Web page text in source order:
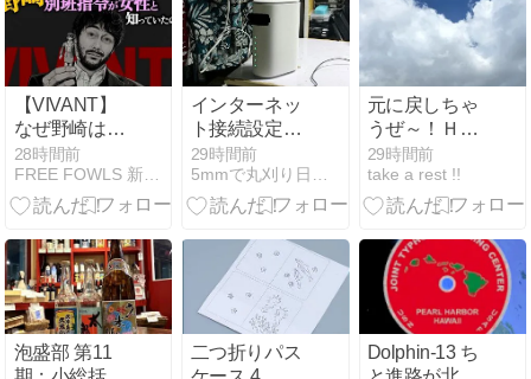
【VIVANT】
なぜ野崎は別
班指令が女性
と知ってい
た?理由を考
28時間前
インターネッ
ト接続設定
Speed Wi-Fi
HOME 5G L11
ZTR01 格安シ
チャージモバ
イル
29時間前
元に戻しちゃ
うぜ～！Ｈ．
Ｎを！
29時間前
take a rest !!
泡盛部 第11
二つ折りパス
Dolphin-13 ち